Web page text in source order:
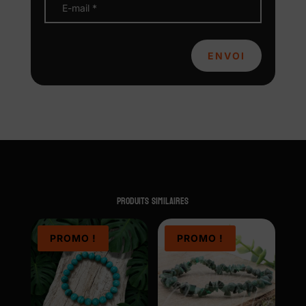
ENVOI
Produits similaires
PROMO ! PROMO !